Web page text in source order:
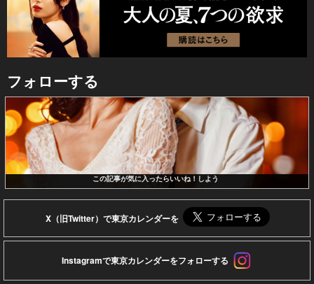
フォローする
この記事が気に入ったらいいね！しよう
X（旧Twitter）で東京カレンダーを
Instagramで東京カレンダーをフォローする